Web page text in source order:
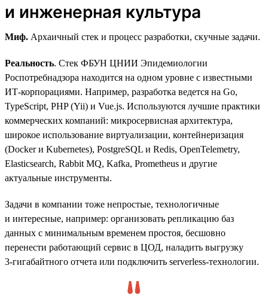
и инженерная культура
Миф. Архаичный стек и процесс разработки, скучные задачи.
Реальность. Стек ФБУН ЦНИИ Эпидемиологии
Роспотребнадзора находится на одном уровне с известными
ИТ-корпорациями. Например, разработка ведется на Go,
TypeScript, PHP (Yii) и Vue.js. Используются лучшие практики
коммерческих компаний: микросервисная архитектура,
широкое использование виртуализации, контейнеризация
(Docker и Kubernetes), PostgreSQL и Redis, OpenTelemetry,
Elasticsearch, Rabbit MQ, Kafka, Prometheus и другие
актуальные инструменты.
Задачи в компании тоже непростые, технологичные
и интересные, например: организовать репликацию баз
данных с минимальным временем простоя, бесшовно
перенести работающий сервис в ЦОД, наладить выгрузку
3‑гигабайтного отчета или подключить serverless-технологии.